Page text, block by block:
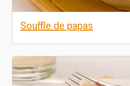
Souffle de papas